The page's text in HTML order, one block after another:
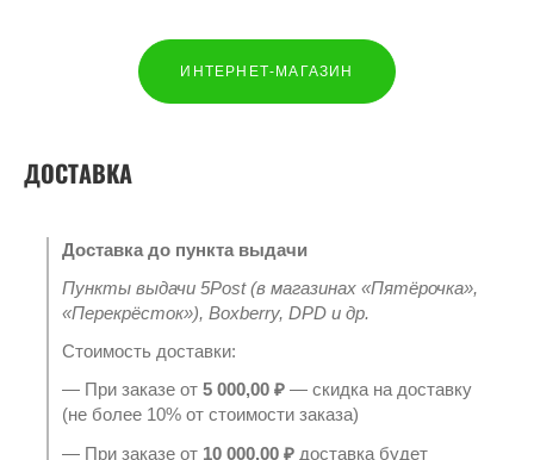
ИНТЕРНЕТ-МАГАЗИН
ДОСТАВКА
Доставка до пункта выдачи
Пункты выдачи 5Post (в магазинах «Пятёрочка»,
«Перекрёсток»), Boxberry, DPD и др.
Стоимость доставки:
— При заказе от 5 000,00 ₽ — скидка на доставку
(не более 10% от стоимости заказа)
— При заказе от 10 000,00 ₽ доставка будет